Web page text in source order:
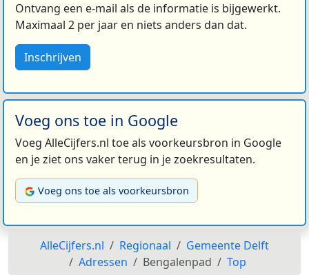
Ontvang een e-mail als de informatie is bijgewerkt.
Maximaal 2 per jaar en niets anders dan dat.
Inschrijven
Voeg ons toe in Google
Voeg AlleCijfers.nl toe als voorkeursbron in Google
en je ziet ons vaker terug in je zoekresultaten.
Voeg ons toe als voorkeursbron
AlleCijfers.nl Regionaal
Gemeente Delft
Adressen
Bengalenpad Top